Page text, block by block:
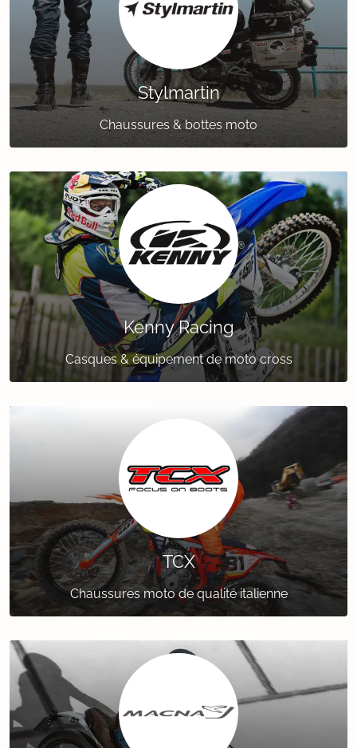
Stylmartin
Chaussures & bottes moto
Kenny Racing
Casques & équipement de moto cross
TCX
Chaussures moto de qualité italienne